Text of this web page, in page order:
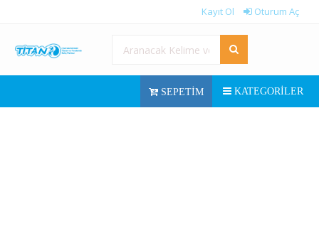
Kayıt Ol Oturum Aç
SEPETIM KATEGORILER